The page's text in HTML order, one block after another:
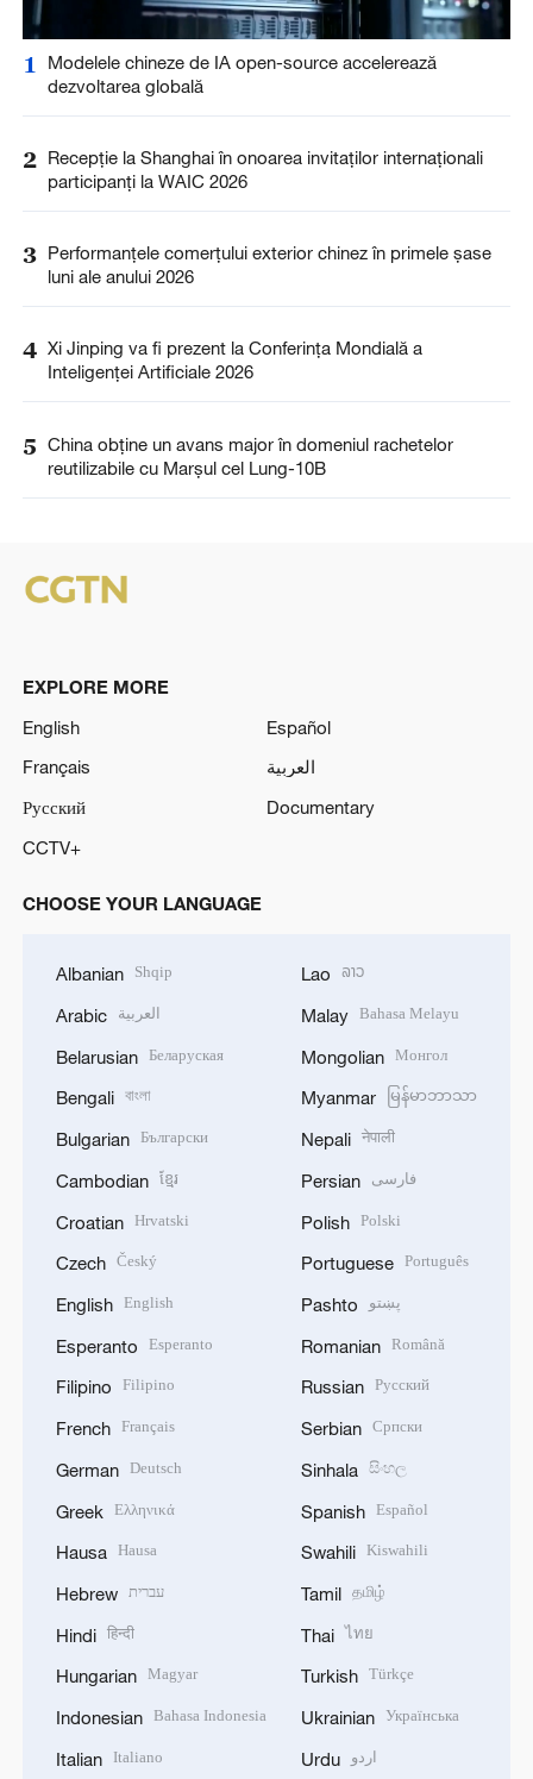
1
Modelele chineze de IA open-source accelerează
dezvoltarea globală
2 Recepție la Shanghai în onoarea invitaților internaționali
participanți la WAIC 2026
3 Performanțele comerțului exterior chinez în primele șase
luni ale anului 2026
4 Xi Jinping va fi prezent la Conferința Mondială a
Inteligenței Artificiale 2026
5 China obține un avans major în domeniul rachetelor
reutilizabile cu Marșul cel Lung-10B
EXPLORE MORE
English
Español
Français
العربية
Русский
Documentary
CCTV+
CHOOSE YOUR LANGUAGE
Albanian Shqip
Arabic العربية
Belarusian Беларуская
Bengali বাংলা
Bulgarian Български
Cambodian ខ្មែរ
Croatian Hrvatski
Czech Český
English English
Esperanto Esperanto
Filipino Filipino
French Français
German Deutsch
Greek Ελληνικά
Hausa Hausa
Hebrew עברית
Hindi हिन्दी
Hungarian Magyar
Indonesian Bahasa Indonesia
Italian Italiano
Lao ລາວ
Malay Bahasa Melayu
Mongolian Монгол
Myanmar မြန်မာဘာသာ
Nepali नेपाली
Persian فارسی
Polish Polski
Portuguese Português
Pashto پښتو
Romanian Română
Russian Русский
Serbian Српски
Sinhala සිංහල
Spanish Español
Swahili Kiswahili
Tamil தமிழ்
Thai ไทย
Turkish Türkçe
Ukrainian Українська
Urdu اردو